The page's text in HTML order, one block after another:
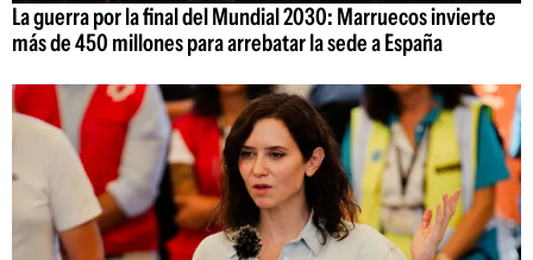
La guerra por la final del Mundial 2030: Marruecos invierte
más de 450 millones para arrebatar la sede a España